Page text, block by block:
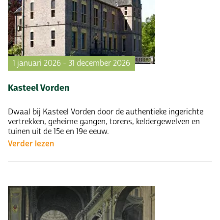
1 januari 2026 - 31 december 2026
Kasteel Vorden
Dwaal bij Kasteel Vorden door de authentieke ingerichte
vertrekken, geheime gangen, torens, keldergewelven en
tuinen uit de 15e en 19e eeuw.
Verder lezen